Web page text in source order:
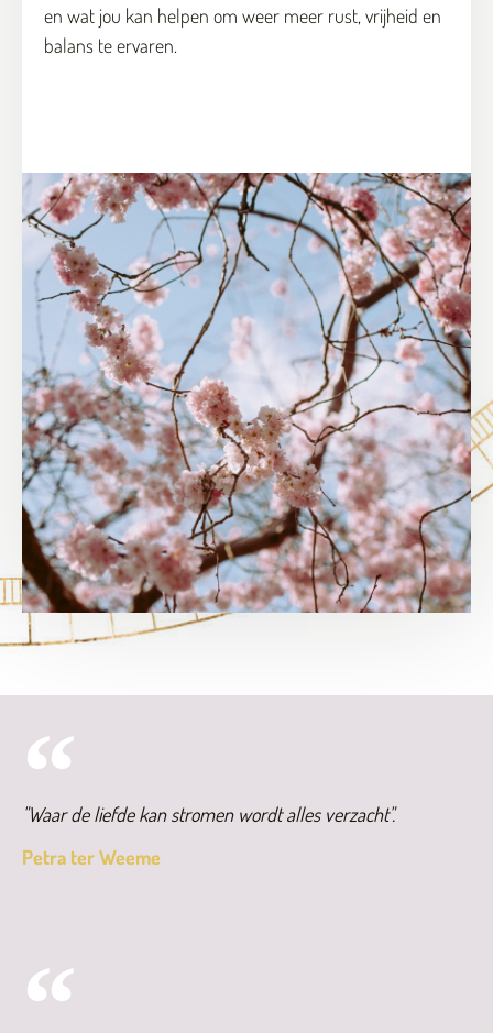
en wat jou kan helpen om weer meer rust, vrijheid en
balans te ervaren.
"Waar de liefde kan stromen wordt alles verzacht".
Petra ter Weeme